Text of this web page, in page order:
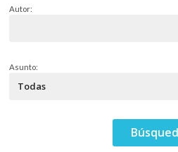
Autor:
Asunto: